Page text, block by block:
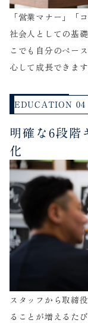
「営業マナー」「
社会人としての基
こでも自分のペー
心して成長できます
EDUCATION 04
明確な6段階
化
スタッフから取締
ることが増えるた